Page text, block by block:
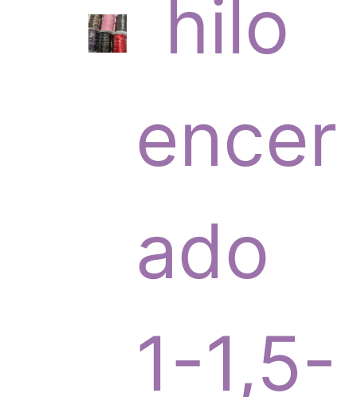
6
p
r
o
hilo
encer
ado
1-1,5-